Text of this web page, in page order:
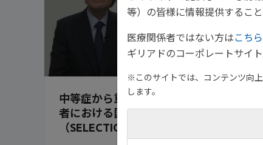
中等症から重症の活動性潰瘍性大腸炎患
者における国際共同第Ⅱb/Ⅲ相試験
（SELECTION試験）寛解維持試験
等）の皆様に情報提供するこ
医療関係者ではない方はこちら
ギリアドのコーポレートサイト
※このサイトでは、コンテンツ向
します。